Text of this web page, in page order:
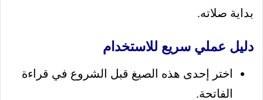
بداية صلاته.
دليل عملي سريع للاستخدام
اختر إحدى هذه الصيغ قبل الشروع في قراءة
الفاتحة.